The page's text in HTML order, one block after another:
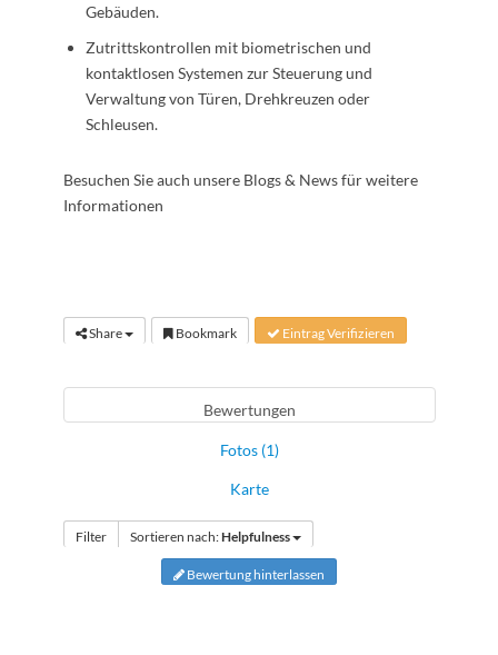
Gebäuden.
Zutrittskontrollen mit biometrischen und
kontaktlosen Systemen zur Steuerung und
Verwaltung von Türen, Drehkreuzen oder
Schleusen.
Besuchen Sie auch unsere Blogs & News für weitere
Informationen
Share Bookmark Eintrag Verifizieren
Bewertungen
Fotos (1)
Karte
Filter Sortieren nach:Helpfulness
Bewertung hinterlassen